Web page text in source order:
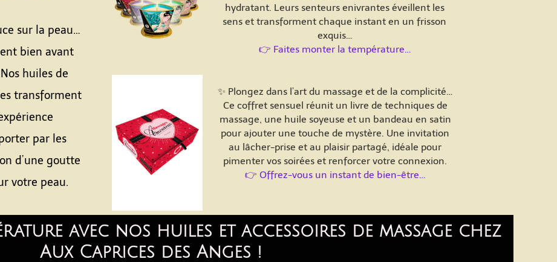
hydratant. Leurs senteurs enivrantes éveillent les
sens et transforment chaque instant en un frisson
exquis…
👉 Faites monter la température…
sur la peau…
bien avant
huiles de
transforment
par les
d’une goutte
votre peau.
✨ Plongez dans l’art du massage et de la complicité…
Ce coffret sensuel réunit un livre de techniques de
massage, une huile soyeuse et un bandeau en satin
pour ajouter une touche de mystère. Une invitation
au lâcher-prise et au plaisir partagé, idéale pour
pimenter vos soirées et renforcer votre connexion.
👉 Offrez-vous un instant de bien-être…
avec nos huiles et accessoires de massage chez
Aux Caprices des Anges !